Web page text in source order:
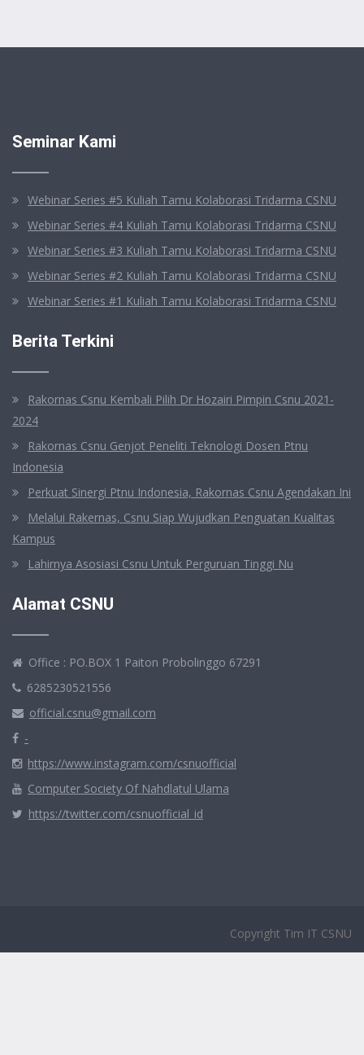
Seminar Kami
Webinar Series #5 Kuliah Tamu Kolaborasi Tridarma CSNU
Webinar Series #4 Kuliah Tamu Kolaborasi Tridarma CSNU
Webinar Series #3 Kuliah Tamu Kolaborasi Tridarma CSNU
Webinar Series #2 Kuliah Tamu Kolaborasi Tridarma CSNU
Webinar Series #1 Kuliah Tamu Kolaborasi Tridarma CSNU
Berita Terkini
Rakornas Csnu Kembali Pilih Dr Hozairi Pimpin Csnu 2021-
2024
Rakornas Csnu Genjot Peneliti Teknologi Dosen Ptnu
Indonesia
Perkuat Sinergi Ptnu Indonesia, Rakornas Csnu Agendakan Ini
Melalui Rakernas, Csnu Siap Wujudkan Penguatan Kualitas
Kampus
Lahirnya Asosiasi Csnu Untuk Perguruan Tinggi Nu
Alamat CSNU
Office : PO.BOX 1 Paiton Probolinggo 67291
6285230521556
official.csnu@gmail.com
-
https://www.instagram.com/csnuofficial
Computer Society Of Nahdlatul Ulama
https://twitter.com/csnuofficial_id
Copyright Tim IT CSNU